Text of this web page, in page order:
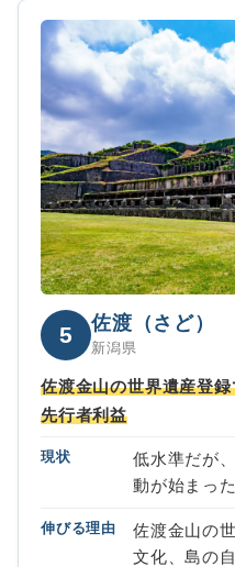
5 佐渡（さど）
新潟県
佐渡金山の世界遺産登
先行者利益
現状
低水準だが
動が始まった
伸びる理由
佐渡金山の
文化、島の